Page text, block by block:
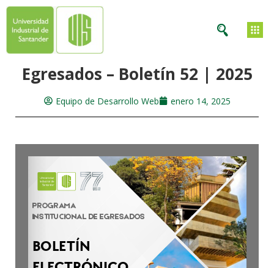
Egresados – Boletín 52 | 2025
Equipo de Desarrollo Web enero 14, 2025